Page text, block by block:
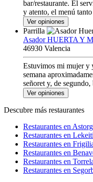
bar/restaurante. El
y atento, el menú
Ver opiniones
Parrilla
Asador HUERTA Y
46930 Valencia
Estuvimos mi mujer y
semana
señoret y, de
Ver opiniones
Descubre más restaurantes
Restaurantes en
Restaurantes en
Restaurantes en
Restaurantes en
Restaurantes en
Restaurantes en